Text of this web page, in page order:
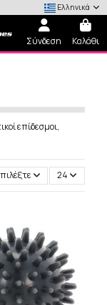
Ελληνικά
Σύνδεση Καλάθι
επίδεσμοι,
24